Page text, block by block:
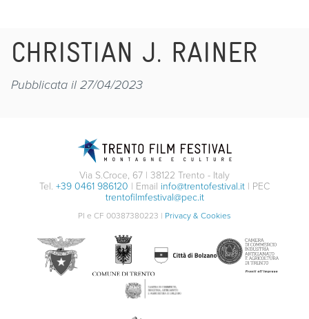
CHRISTIAN J. RAINER
Pubblicata il 27/04/2023
Via S.Croce, 67 | 38122 Trento - Italy
Tel. +39 0461 986120 | Email info@trentofestival.it | PEC
trentofilmfestival@pec.it
PI e CF 00387380223 | Privacy & Cookies